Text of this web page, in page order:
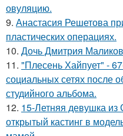
овуляцию.
9. Анастасия Решетова
пластических операциях.
10. Дочь Дмитрия
11. "Плесень Хайпует" -
социальных сетях после
студийного альбома.
12. 15-Летняя девушка
открытый кастинг в